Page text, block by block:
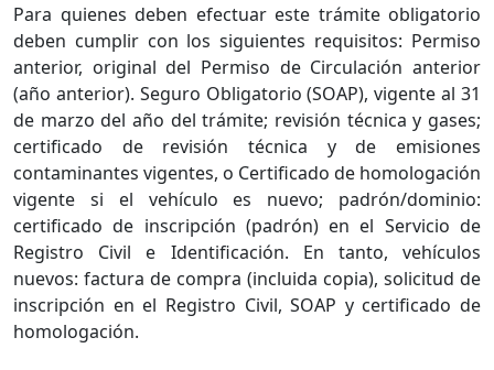
Para quienes deben efectuar este trámite obligatorio
deben cumplir con los siguientes requisitos: Permiso
anterior, original del Permiso de Circulación anterior
(año anterior). Seguro Obligatorio (SOAP), vigente al 31
de marzo del año del trámite; revisión técnica y gases;
certificado de revisión técnica y de emisiones
contaminantes vigentes, o Certificado de homologación
vigente si el vehículo es nuevo; padrón/dominio:
certificado de inscripción (padrón) en el Servicio de
Registro Civil e Identificación. En tanto, vehículos
nuevos: factura de compra (incluida copia), solicitud de
inscripción en el Registro Civil, SOAP y certificado de
homologación.